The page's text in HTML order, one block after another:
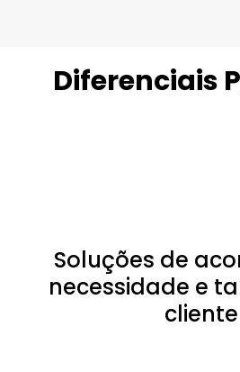
Diferenciais
Soluções de
necessidade e
cliente